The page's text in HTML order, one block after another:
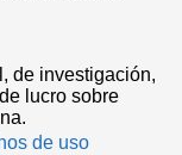
de investigación,
lucro sobre
de uso